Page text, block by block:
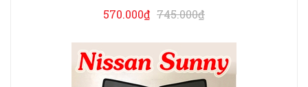
570.000₫ 745.000₫